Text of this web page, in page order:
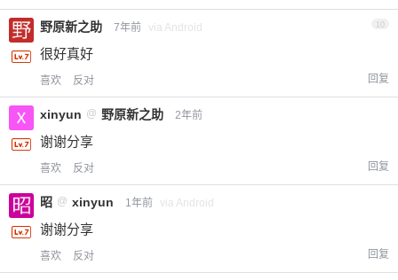
野原新之助 7年前 via Android
很好真好
喜欢 反对 回复
xinyun @ 野原新之助 2年前
谢谢分享
喜欢 反对 回复
昭 @ xinyun 1年前 via Android
谢谢分享
喜欢 反对 回复